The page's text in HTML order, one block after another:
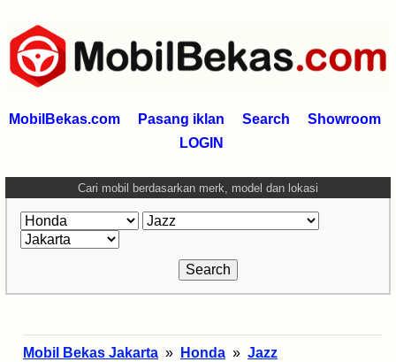
MobilBekas.com Pasang iklan Search
Showroom
LOGIN
Cari mobil berdasarkan merk, model dan lokasi
Mobil Bekas Jakarta » Honda » Jazz